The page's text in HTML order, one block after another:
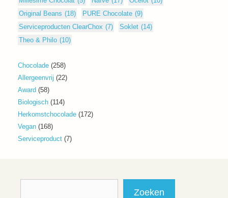
Original Beans (18) PURE Chocolate (9)
Serviceproducten ClearChox (7) Soklet (14)
Theo & Philo (10)
Chocolade 258258
producten
Allergeenvrij 2222
Award 5858
producten
Biologisch 114114
producten
Herkomstchocolade 172172
Vegan 168168
producten
Serviceproduct 77
Zoeken